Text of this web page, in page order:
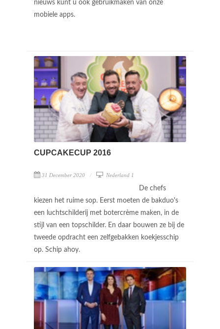
nieuws kunt u ook gebruikmaken van onze
mobiele apps.
CUPCAKECUP 2016
31 December 2020 Nederland 1
De chefs
kiezen het ruime sop. Eerst moeten de bakduo's
een luchtschilderij met botercrème maken, in de
stijl van een topschilder. En daar bouwen ze bij de
tweede opdracht een zelfgebakken koekjesschip
op. Schip ahoy.